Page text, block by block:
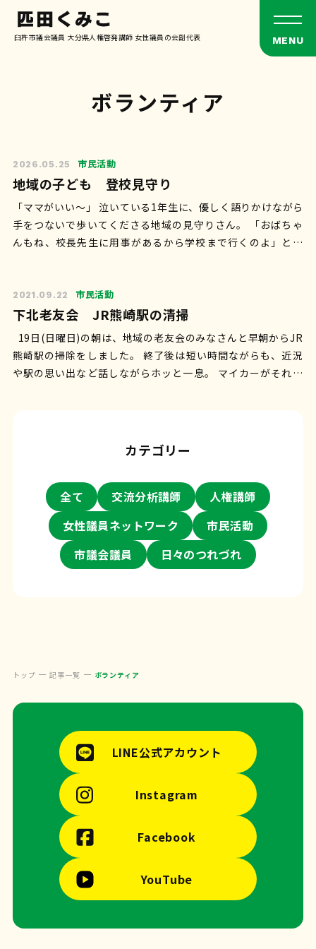
臼杵市議会議員 大分県人権啓発講師 女性議員の会副代表
ボランティア
2026.05.25 市民活動
地域の子ども 登校見守り
「ママがいい〜」 泣いている1年生に、優しく語りかけながら
手をつないで歩いてくださる地域の見守りさん。 「おばちゃ
んもね、校長先生に用事があるから学校まで行くのよ」とか
2021.09.22 市民活動
下北老友会 JR熊崎駅の清掃
19日(日曜日)の朝は、地域の老友会のみなさんと早朝からJR
熊崎駅の掃除をしました。 終了後は短い時間ながらも、近況
や駅の思い出など話しながらホッと一息。 マイカーがそれほ
カテゴリー
全て 交流分析講師
人権講師
女性議員ネットワーク
市民活動
市議会議員
日々のつれづれ
トップ 記事一覧 ボランティア
LINE公式アカウント
Instagram
Facebook
YouTube